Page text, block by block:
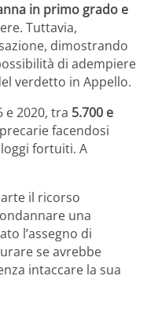
in primo grado e
Tuttavia,
dimostrando
di adempiere
verdetto in Appello.
e 2020, tra 5.700 e
facendosi
fortuiti. A
il ricorso
una
l’assegno di
se avrebbe
intaccare la sua